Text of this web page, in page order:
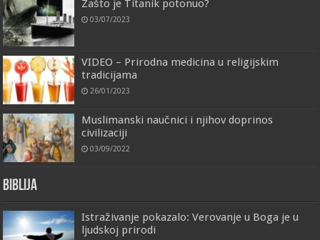
Zašto je Titanik potonuo?
03/07/2023
VIDEO – Prirodna medicina u religijskim
tradicijama
26/01/2023
Muslimanski naučnici i njihov doprinos
civilizaciji
03/09/2022
Biblija
Istraživanje pokazalo: Verovanje u Boga je u
ljudskoj prirodi